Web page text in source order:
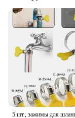
available for
them an
professional
that your
efficient, no